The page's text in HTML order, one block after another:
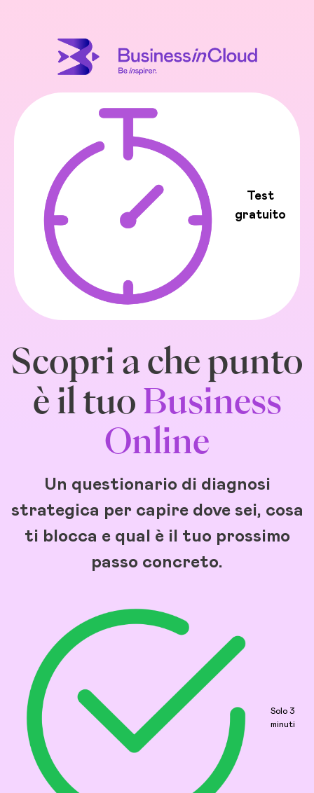
Test
gratuito
Scopri a che punto
è il tuo Business
Online
Un questionario di diagnosi
strategica per capire dove sei, cosa
ti blocca e qual è il tuo prossimo
passo concreto.
Solo 3
minuti